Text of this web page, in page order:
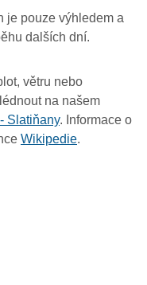
je pouze výhledem a
dalších dní.
větru nebo
na našem
Slatiňany. Informace o
Wikipedie.